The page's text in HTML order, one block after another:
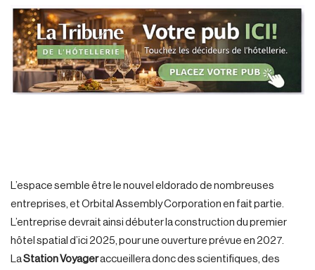
L’espace semble être le nouvel eldorado de nombreuses
entreprises, et Orbital Assembly Corporation en fait partie.
L’entreprise devrait ainsi débuter la construction du premier
hôtel spatial d’ici 2025, pour une ouverture prévue en 2027.
LaStation Voyageraccueillera donc des scientifiques, des